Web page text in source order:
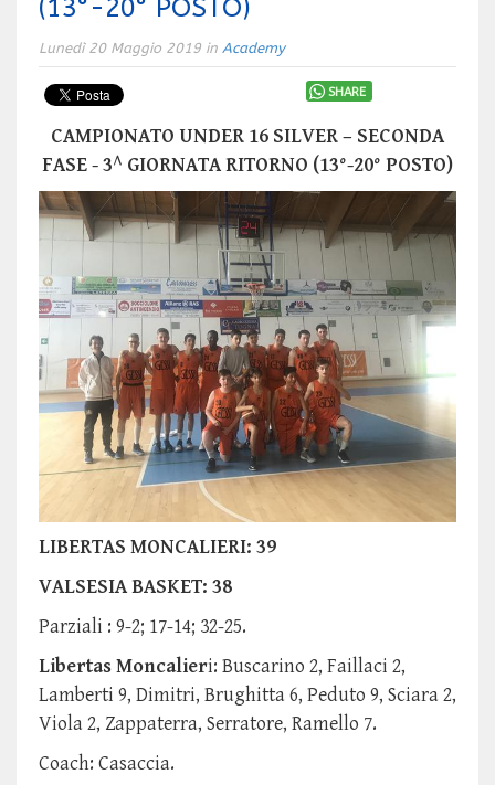
(13°-20° POSTO)
Lunedì 20 Maggio 2019 in Academy
SHARE
CAMPIONATO UNDER 16 SILVER – SECONDA
FASE - 3^ GIORNATA RITORNO (13°-20° POSTO)
LIBERTAS MONCALIERI: 39
VALSESIA BASKET: 38
Parziali : 9-2; 17-14; 32-25.
Libertas Moncalieri: Buscarino 2, Faillaci 2,
Lamberti 9, Dimitri, Brughitta 6, Peduto 9, Sciara 2,
Viola 2, Zappaterra, Serratore, Ramello 7.
Coach: Casaccia.